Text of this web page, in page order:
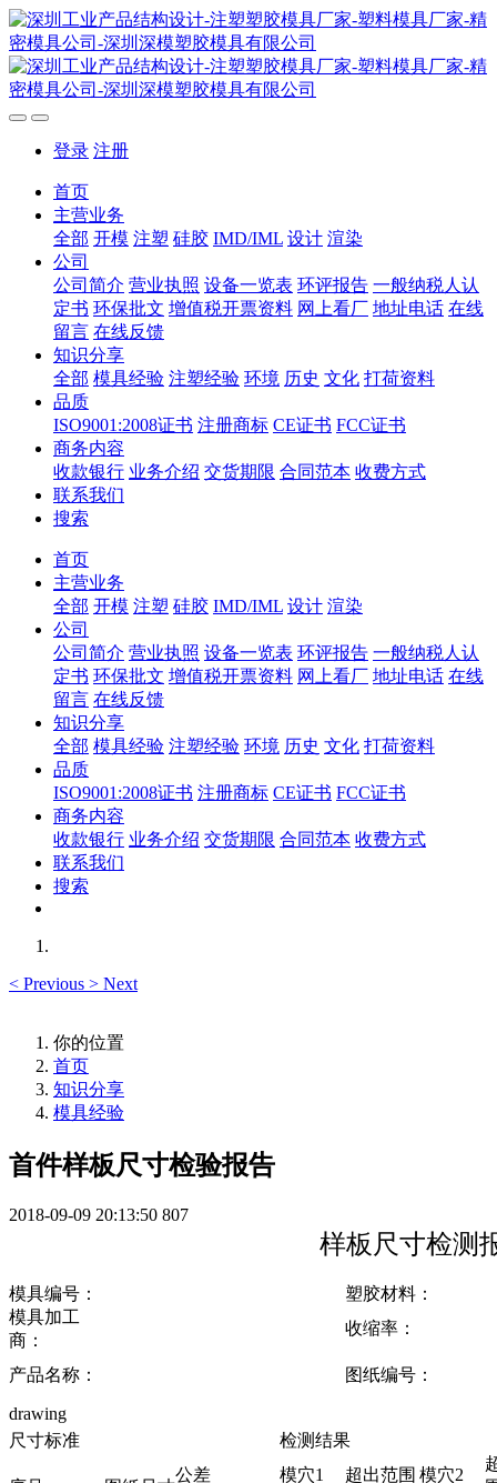
登录 注册
首页
主营业务
全部 开模 注塑 硅胶 IMD/IML 设计 渲染
公司
公司简介 营业执照 设备一览表 环评报告 一般纳税人认
定书 环保批文 增值税开票资料 网上看厂 地址电话 在线
留言 在线反馈
知识分享
全部 模具经验 注塑经验 环境 历史 文化 打荷资料
品质
ISO9001:2008证书 注册商标 CE证书 FCC证书
商务内容
收款银行 业务介绍 交货期限 合同范本 收费方式
联系我们
搜索
首页
主营业务
全部 开模 注塑 硅胶 IMD/IML 设计 渲染
公司
公司简介 营业执照 设备一览表 环评报告 一般纳税人认
定书 环保批文 增值税开票资料 网上看厂 地址电话 在线
留言 在线反馈
知识分享
全部 模具经验 注塑经验 环境 历史 文化 打荷资料
品质
ISO9001:2008证书 注册商标 CE证书 FCC证书
商务内容
收款银行 业务介绍 交货期限 合同范本 收费方式
联系我们
搜索
< Previous > Next
你的位置
首页
知识分享
模具经验
首件样板尺寸检验报告
2018-09-09 20:13:50 807
样板尺寸检测
模具编号：
塑胶材料：
模具加工
商：
收缩率：
产品名称： 图纸编号：
drawing
尺寸标准
检测结果
公差 模穴1 超出范围 模穴2